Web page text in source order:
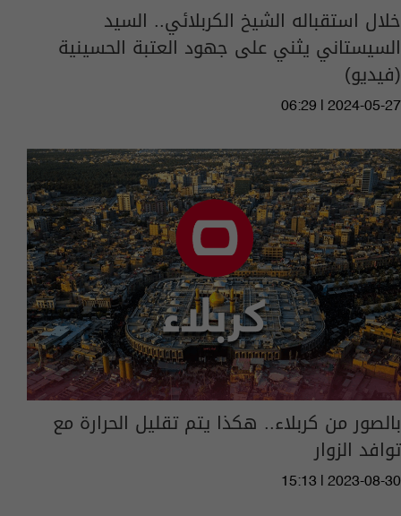
خلال استقباله الشيخ الكربلائي.. السيد
السيستاني يثني على جهود العتبة الحسينية
(فيديو)
06:29 | 2024-05-27
بالصور من كربلاء.. هكذا يتم تقليل الحرارة مع
توافد الزوار
15:13 | 2023-08-30